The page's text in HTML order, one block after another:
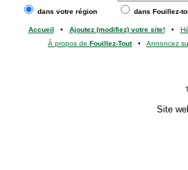
dans votre région dans Fouillez-
Accueil • Ajoutez (modifiez) votre site!•
À propos de Fouillez-Tout• Annoncez
Site